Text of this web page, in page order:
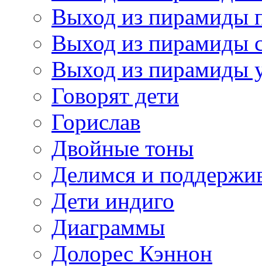
Выход из пирамиды
Выход из пирамиды
Выход из пирамиды
Говорят дети
Горислав
Двойные тоны
Делимся и
Дети индиго
Диаграммы
Долорес Кэннон